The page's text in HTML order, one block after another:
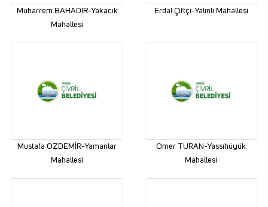
Muharrem BAHADIR-Yakacık
Mahallesi
Erdal Çiftçi-Yalınlı Mahallesi
Mustafa ÖZDEMİR-Yamanlar
Mahallesi
Ömer TURAN-Yassıhüyük
Mahallesi